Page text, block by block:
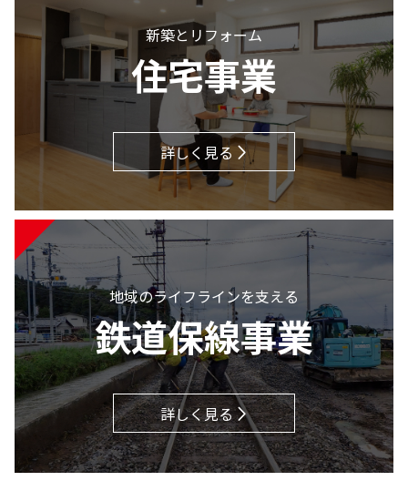
新築とリフォーム
住宅事業
詳しく見る
地域のライフラインを支える
鉄道保線事業
詳しく見る